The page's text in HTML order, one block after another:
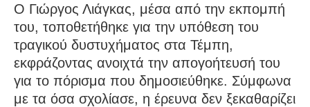
Ο Γιώργος Λιάγκας, μέσα από την εκπομπή
του, τοποθετήθηκε για την υπόθεση του
τραγικού δυστυχήματος στα Τέμπη,
εκφράζοντας ανοιχτά την απογοήτευσή του
για το πόρισμα που δημοσιεύθηκε. Σύμφωνα
με τα όσα σχολίασε, η έρευνα δεν ξεκαθαρίζει